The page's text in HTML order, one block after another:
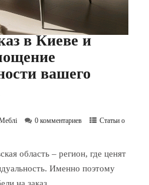
в Киеве и
вашего
0 комментариев
Статьи о
область – регион, где ценят
Именно поэтому
на заказ...